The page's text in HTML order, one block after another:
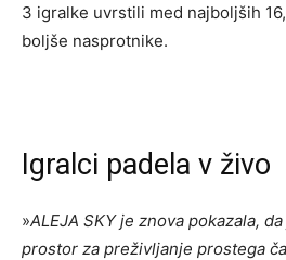
3 igralke uvrstili med najboljših
boljše nasprotnike.
Igralci padela v živo
»ALEJA SKY je znova pokazala,
prostor za preživljanje prostega